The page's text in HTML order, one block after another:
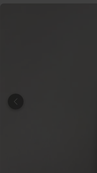
Föregående